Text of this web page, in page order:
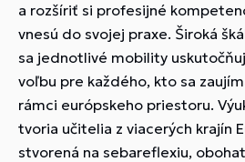
a rozšíriť si profesijné
vnesú do svojej praxe. Široká
sa jednotlivé mobility
voľbu pre každého, kto sa
rámci európskeho priestoru.
tvoria učitelia z viacerých krajín
stvorená na sebareflexiu,